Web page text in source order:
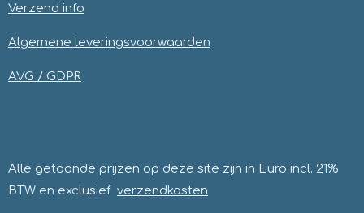
o
k
g
a
p
Verzend info
Algemene leveringsvoorwaarden
AVG / GDPR
Alle getoonde prijzen op deze site zijn in Euro incl. 21%
BTW en exclusief verzendkosten